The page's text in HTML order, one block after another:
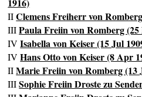
1916)
IIClemens Freiherr von
IIIPaula Freiin von Romberg (25
IVIsabella von Keiser (15 Jul
IVHans Otto von Keiser (8 Apr
IIMarie Freiin von Romberg (13
IIISophie Freiin Droste zu